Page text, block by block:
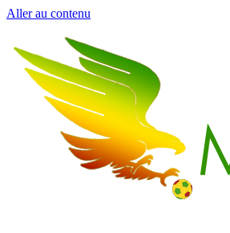
Aller au contenu